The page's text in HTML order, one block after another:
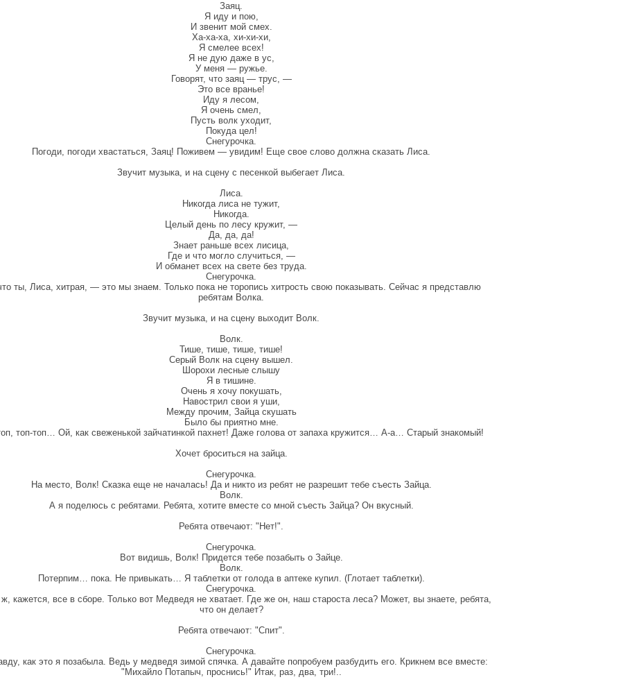
Заяц.
Я иду и пою,
И звенит мой смех.
Ха-ха-ха, хи-хи-хи,
Я смелее всех!
Я не дую даже в ус,
У меня — ружье.
Говорят, что заяц — трус, —
Это все вранье!
Иду я лесом,
Я очень смел,
Пусть волк уходит,
Покуда цел!
Снегурочка.
Погоди, погоди хвастаться, Заяц! Поживем — увидим! Еще свое слово должна сказать Лиса.
Звучит музыка, и на сцену с песенкой выбегает Лиса.
Лиса.
Никогда лиса не тужит,
Никогда.
Целый день по лесу кружит, —
Да, да, да!
Знает раньше всех лисица,
Где и что могло случиться, —
И обманет всех на свете без труда.
Снегурочка.
ты, Лиса, хитрая, — это мы знаем. Только пока не торопись хитрость свою показывать. Сейчас я представлю
ребятам Волка.
Звучит музыка, и на сцену выходит Волк.
Волк.
Тише, тише, тише, тише!
Серый Волк на сцену вышел.
Шорохи лесные слышу
Я в тишине.
Очень я хочу покушать,
Навострил свои я уши,
Между прочим, Зайца скушать
Было бы приятно мне.
топ-топ… Ой, как свеженькой зайчатинкой пахнет! Даже голова от запаха кружится… А-а… Старый знакомый!
Хочет броситься на зайца.
Снегурочка.
На место, Волк! Сказка еще не началась! Да и никто из ребят не разрешит тебе съесть Зайца.
Волк.
А я поделюсь с ребятами. Ребята, хотите вместе со мной съесть Зайца? Он вкусный.
Ребята отвечают: "Нет!".
Снегурочка.
Вот видишь, Волк! Придется тебе позабыть о Зайце.
Волк.
Потерпим… пока. Не привыкать… Я таблетки от голода в аптеке купил. (Глотает таблетки).
Снегурочка.
ж, кажется, все в сборе. Только вот Медведя не хватает. Где же он, наш староста леса? Может, вы знаете, ребята,
что он делает?
Ребята отвечают: "Спит".
Снегурочка.
как это я позабыла. Ведь у медведя зимой спячка. А давайте попробуем разбудить его. Крикнем все вместе:
"Михайло Потапыч, проснись!" Итак, раз, два, три!..